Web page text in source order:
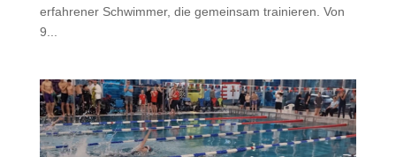
erfahrener Schwimmer, die gemeinsam trainieren. Von
9...